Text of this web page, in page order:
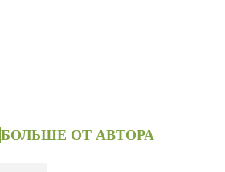
БОЛЬШЕ ОТ АВТОРА